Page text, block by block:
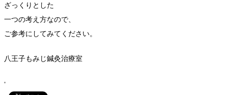
ざっくりとした
一つの考え方なので、
ご参考にしてみてください。
八王子もみじ鍼灸治療室